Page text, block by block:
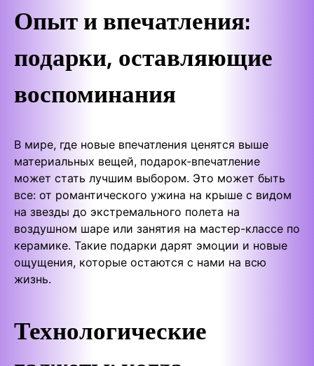
Опыт и впечатления:
подарки, оставляющие
воспоминания
В мире, где новые впечатления ценятся выше
материальных вещей, подарок-впечатление
может стать лучшим выбором. Это может быть
все: от романтического ужина на крыше с видом
на звезды до экстремального полета на
воздушном шаре или занятия на мастер-классе по
керамике. Такие подарки дарят эмоции и новые
ощущения, которые остаются с нами на всю
жизнь.
Технологические